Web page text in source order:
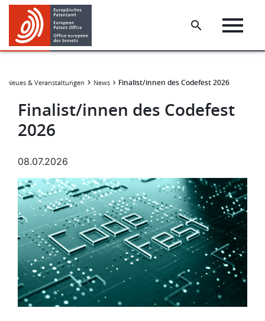
Skip
main
content
Skip
footer
Neues & Veranstaltungen News Finalist/innen des Codefest 2026
Finalist/innen des Codefest
2026
08.07.2026
Bild